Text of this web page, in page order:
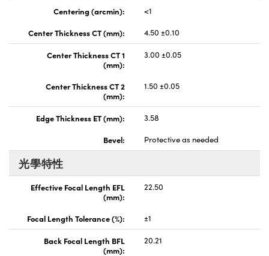
Centering (arcmin):
<1
Center Thickness CT (mm):
4.50 ±0.10
Center Thickness CT 1
(mm):
3.00 ±0.05
Center Thickness CT 2
(mm):
1.50 ±0.05
Edge Thickness ET (mm):
3.58
Bevel:
Protective as needed
光學特性
Effective Focal Length EFL
(mm):
22.50
Focal Length Tolerance (%): ±1
Back Focal Length BFL
(mm):
20.21